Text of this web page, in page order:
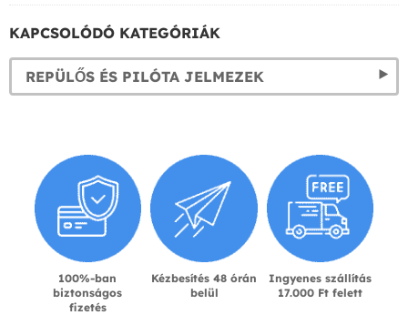
KAPCSOLÓDÓ KATEGÓRIÁK
REPÜLŐS ÉS PILÓTA JELMEZEK
100%-ban
biztonságos
fizetés
Kézbesítés 48 órán
belül
Ingyenes szállítás
17.000 Ft felett